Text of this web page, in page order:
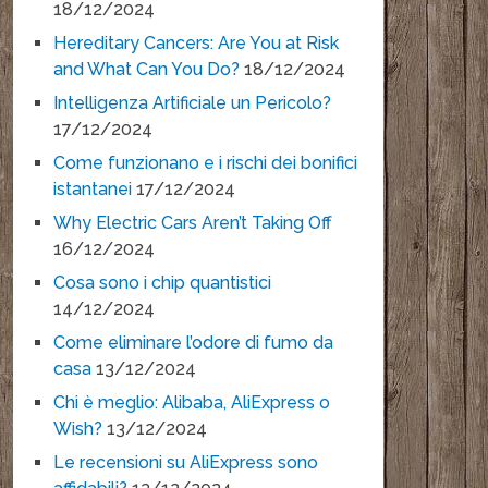
18/12/2024
Hereditary Cancers: Are You at Risk
and What Can You Do? 18/12/2024
Intelligenza Artificiale un Pericolo?
17/12/2024
Come funzionano e i rischi dei bonifici
istantanei 17/12/2024
Why Electric Cars Aren’t Taking Off
16/12/2024
Cosa sono i chip quantistici
14/12/2024
Come eliminare l’odore di fumo da
casa 13/12/2024
Chi è meglio: Alibaba, AliExpress o
Wish? 13/12/2024
Le recensioni su AliExpress sono